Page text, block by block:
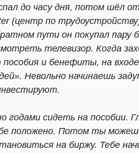
до часу дня, потом шёл
(центр по
пути он покупал пару
телевизор. Когда
пособия и бенефиты, на
Невольно начинаешь
годами сидеть на пособии.
положено. Потом ты
на биржу. Тебе